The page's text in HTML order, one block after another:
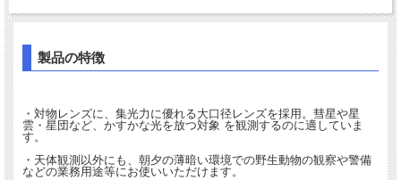
製品の特徴
・対物レンズに、集光力に優れる大口径レンズを採用。彗星や星
雲・星団など、かすかな光を放つ対象 を観測するのに適していま
す。
・天体観測以外にも、朝夕の薄暗い環境での野生動物の観察や警備
などの業務用途等にお使いいただけます。